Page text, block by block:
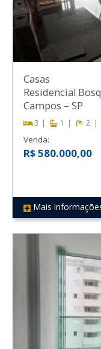
REF 445
Casas
Residencial
Campos – SP
3 1 2
Venda:
R$ 580.000,00
Mais